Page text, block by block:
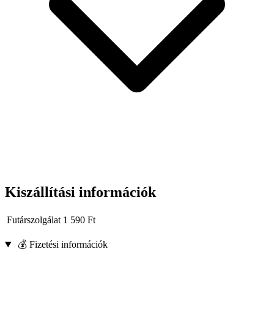
Kiszállítási információk
Futárszolgálat 1 590 Ft
💰 Fizetési információk